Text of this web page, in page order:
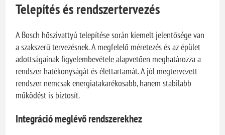
Telepítés és rendszertervezés
A Bosch hőszivattyú telepítése során kiemelt jelentősége van
a szakszerű tervezésnek. A megfelelő méretezés és az épület
adottságainak figyelembevétele alapvetően meghatározza a
rendszer hatékonyságát és élettartamát. A jól megtervezett
rendszer nemcsak energiatakarékosabb, hanem stabilabb
működést is biztosít.
Integráció meglévő rendszerekhez